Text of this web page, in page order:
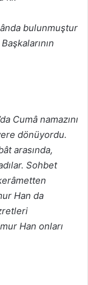
bulunmuştur
Cumâ namazını
dönüyordu.
arasında,
Sohbet
Han da
Han onları